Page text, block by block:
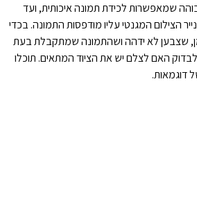
שמאפשרות לכידת תמונה איכותית, ועד
הצילום המגנטי עליו מודפסות התמונה. בכדי
שצבען לא ידהה ושהתמונה שמתקבלת בעת
האם לצלם יש את הציוד המתאים. תוכלו
דוגמאות.